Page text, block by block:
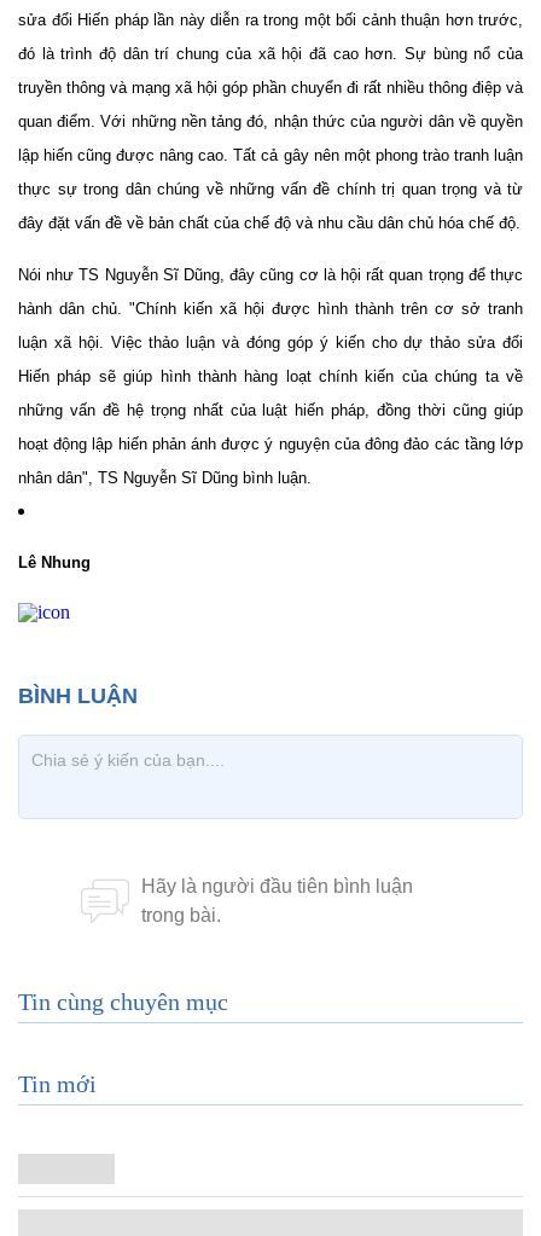
sửa đổi Hiến pháp lần này diễn ra trong một bối cảnh thuận hơn trước,
đó là trình độ dân trí chung của xã hội đã cao hơn. Sự bùng nổ của
truyền thông và mạng xã hội góp phần chuyển đi rất nhiều thông điệp và
quan điểm. Với những nền tảng đó, nhận thức của người dân về quyền
lập hiến cũng được nâng cao. Tất cả gây nên một phong trào tranh luận
thực sự trong dân chúng về những vấn đề chính trị quan trọng và từ
đây đặt vấn đề về bản chất của chế độ và nhu cầu dân chủ hóa chế độ.
Nói như TS Nguyễn Sĩ Dũng, đây cũng cơ là hội rất quan trọng để thực
hành dân chủ. "Chính kiến xã hội được hình thành trên cơ sở tranh
luận xã hội. Việc thảo luận và đóng góp ý kiến cho dự thảo sửa đổi
Hiến pháp sẽ giúp hình thành hàng loạt chính kiến của chúng ta về
những vấn đề hệ trọng nhất của luật hiến pháp, đồng thời cũng giúp
hoạt động lập hiến phản ánh được ý nguyện của đông đảo các tầng lớp
nhân dân", TS Nguyễn Sĩ Dũng bình luận.
Lê Nhung
Tin cùng chuyên mục
Tin mới